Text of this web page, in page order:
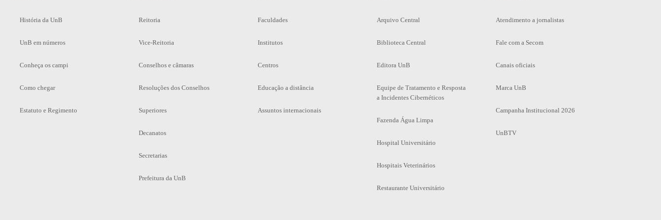
História da UnB
UnB em números
Conheça os campi
Como chegar
Estatuto e Regimento
Reitoria
Vice-Reitoria
Conselhos e câmaras
Resoluções dos Conselhos
Superiores
Decanatos
Secretarias
Prefeitura da UnB
Faculdades
Institutos
Centros
Educação a distância
Assuntos internacionais
Arquivo Central
Biblioteca Central
Editora UnB
Equipe de Tratamento e Resposta
a Incidentes Cibernéticos
Fazenda Água Limpa
Hospital Universitário
Hospitais Veterinários
Restaurante Universitário
Atendimento a jornalistas
Fale com a Secom
Canais oficiais
Marca UnB
Campanha Institucional 2026
UnBTV